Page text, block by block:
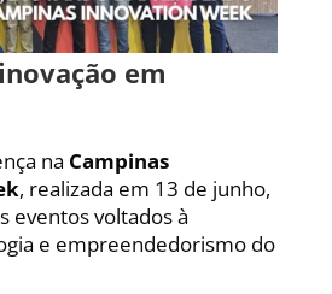
em
na Campinas
, realizada em 13 de junho,
eventos voltados à
e empreendedorismo do